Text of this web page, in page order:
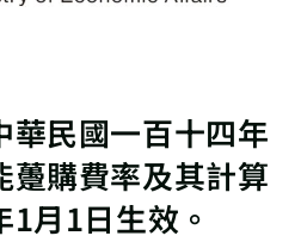
華民國一百十四年
躉購費率及其計算
月1日生效。